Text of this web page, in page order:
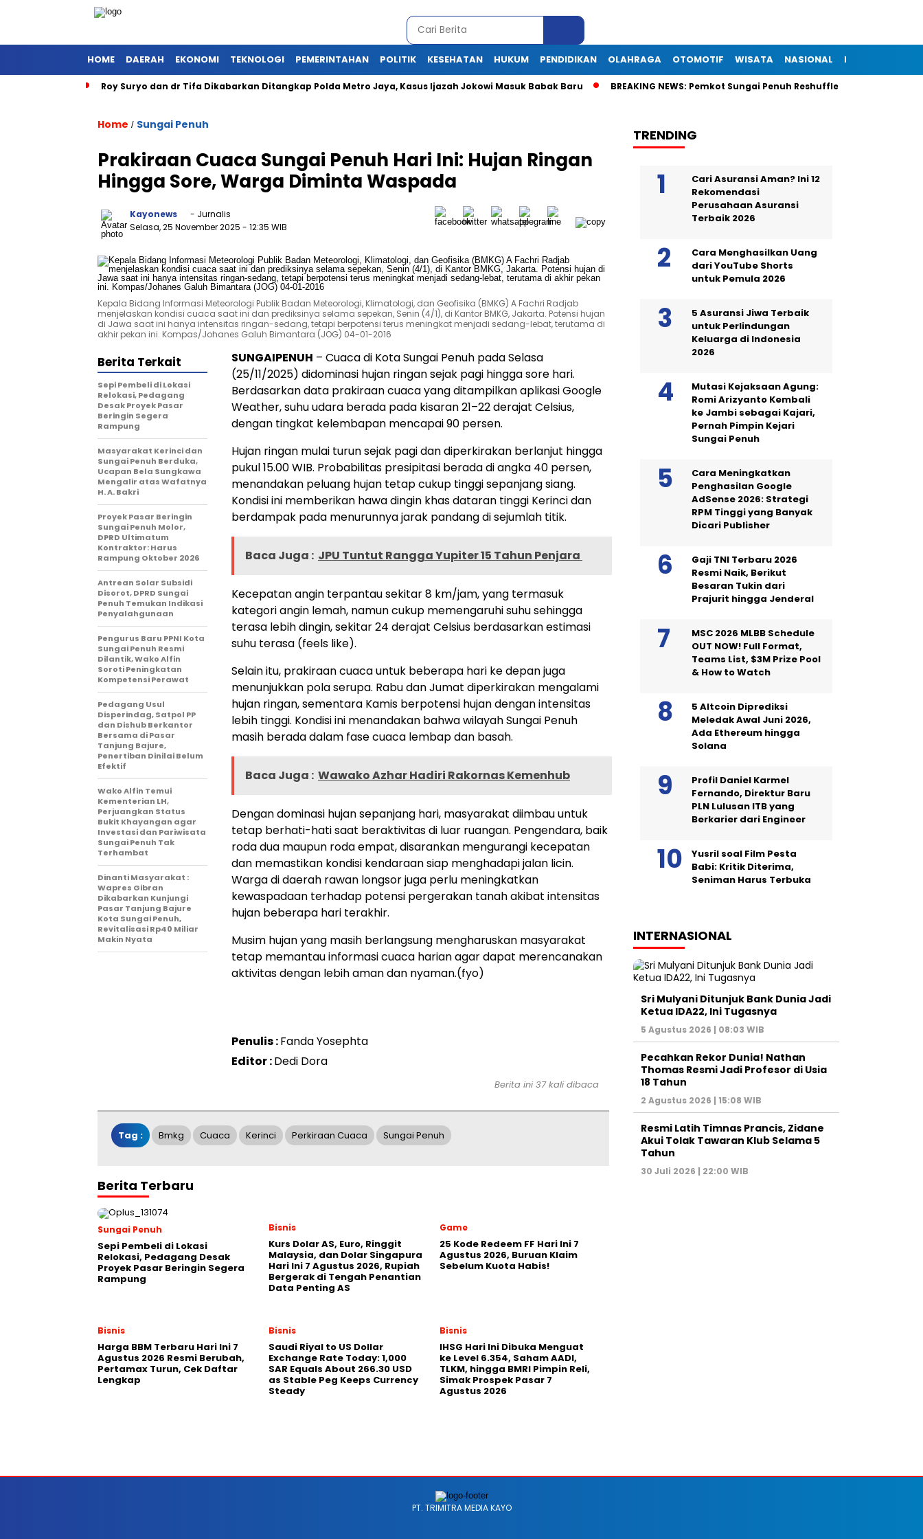
HOME DAERAH EKONOMI TEKNOLOGI PEMERINTAHAN POLITIK KESEHATAN HUKUM PENDIDIKAN OLAHRAGA OTOMOTIF WISATA NASIONAL INTERNASIONAL
Roy Suryo dan dr Tifa Dikabarkan Ditangkap Polda Metro Jaya, Kasus Ijazah Jokowi Masuk Babak Baru BREAKING NEWS: Pemkot Sungai Penuh Reshuffle Besar-
Home / Sungai Penuh
Prakiraan Cuaca Sungai Penuh Hari Ini: Hujan Ringan
Hingga Sore, Warga Diminta Waspada
Kayonews
- Jurnalis
Selasa, 25 November 2025 - 12:35 WIB
Kepala Bidang Informasi Meteorologi Publik Badan Meteorologi, Klimatologi, dan Geofisika (BMKG) A Fachri Radjab
menjelaskan kondisi cuaca saat ini dan prediksinya selama sepekan, Senin (4/1), di Kantor BMKG, Jakarta. Potensi hujan
di Jawa saat ini hanya intensitas ringan-sedang, tetapi berpotensi terus meningkat menjadi sedang-lebat, terutama di
akhir pekan ini. Kompas/Johanes Galuh Bimantara (JOG) 04-01-2016
SUNGAIPENUH – Cuaca di Kota Sungai Penuh pada Selasa
(25/11/2025) didominasi hujan ringan sejak pagi hingga sore hari.
Berdasarkan data prakiraan cuaca yang ditampilkan aplikasi Google
Weather, suhu udara berada pada kisaran 21–22 derajat Celsius,
dengan tingkat kelembapan mencapai 90 persen.
Hujan ringan mulai turun sejak pagi dan diperkirakan berlanjut hingga
pukul 15.00 WIB. Probabilitas presipitasi berada di angka 40 persen,
menandakan peluang hujan tetap cukup tinggi sepanjang siang.
Kondisi ini memberikan hawa dingin khas dataran tinggi Kerinci dan
berdampak pada menurunnya jarak pandang di sejumlah titik.
Baca Juga : JPU Tuntut Rangga Yupiter 15 Tahun Penjara
Kecepatan angin terpantau sekitar 8 km/jam, yang termasuk
kategori angin lemah, namun cukup memengaruhi suhu sehingga
terasa lebih dingin, sekitar 24 derajat Celsius berdasarkan estimasi
suhu terasa (feels like).
Selain itu, prakiraan cuaca untuk beberapa hari ke depan juga
menunjukkan pola serupa. Rabu dan Jumat diperkirakan mengalami
hujan ringan, sementara Kamis berpotensi hujan dengan intensitas
lebih tinggi. Kondisi ini menandakan bahwa wilayah Sungai Penuh
masih berada dalam fase cuaca lembap dan basah.
Baca Juga : Wawako Azhar Hadiri Rakornas Kemenhub
Dengan dominasi hujan sepanjang hari, masyarakat diimbau untuk
tetap berhati-hati saat beraktivitas di luar ruangan. Pengendara, baik
roda dua maupun roda empat, disarankan mengurangi kecepatan
dan memastikan kondisi kendaraan siap menghadapi jalan licin.
Warga di daerah rawan longsor juga perlu meningkatkan
kewaspadaan terhadap potensi pergerakan tanah akibat intensitas
hujan beberapa hari terakhir.
Musim hujan yang masih berlangsung mengharuskan masyarakat
tetap memantau informasi cuaca harian agar dapat merencanakan
aktivitas dengan lebih aman dan nyaman.(fyo)
Penulis :Fanda Yosephta
Editor :Dedi Dora
Berita Terkait
Sepi Pembeli di Lokasi
Relokasi, Pedagang
Desak Proyek Pasar
Beringin Segera
Rampung
Masyarakat Kerinci dan
Sungai Penuh Berduka,
Ucapan Bela Sungkawa
Mengalir atas Wafatnya
H. A. Bakri
Proyek Pasar Beringin
Sungai Penuh Molor,
DPRD Ultimatum
Kontraktor: Harus
Rampung Oktober 2026
Antrean Solar Subsidi
Disorot, DPRD Sungai
Penuh Temukan Indikasi
Penyalahgunaan
Pengurus Baru PPNI Kota
Sungai Penuh Resmi
Dilantik, Wako Alfin
Soroti Peningkatan
Kompetensi Perawat
Pedagang Usul
Disperindag, Satpol PP
dan Dishub Berkantor
Bersama di Pasar
Tanjung Bajure,
Penertiban Dinilai Belum
Efektif
Wako Alfin Temui
Kementerian LH,
Perjuangkan Status
Bukit Khayangan agar
Investasi dan Pariwisata
Sungai Penuh Tak
Terhambat
Dinanti Masyarakat :
Wapres Gibran
Dikabarkan Kunjungi
Pasar Tanjung Bajure
Kota Sungai Penuh,
Revitalisasi Rp40 Miliar
Makin Nyata
Berita ini 37 kali dibaca
Tag : Bmkg Cuaca Kerinci Perkiraan Cuaca Sungai Penuh
Berita Terbaru
Sungai Penuh
Sepi Pembeli di Lokasi
Relokasi, Pedagang Desak
Proyek Pasar Beringin Segera
Rampung
Bisnis
Kurs Dolar AS, Euro, Ringgit
Malaysia, dan Dolar Singapura
Hari Ini 7 Agustus 2026, Rupiah
Bergerak di Tengah Penantian
Data Penting AS
Game
25 Kode Redeem FF Hari Ini 7
Agustus 2026, Buruan Klaim
Sebelum Kuota Habis!
Bisnis
Harga BBM Terbaru Hari Ini 7
Agustus 2026 Resmi Berubah,
Pertamax Turun, Cek Daftar
Lengkap
Bisnis
Saudi Riyal to US Dollar
Exchange Rate Today: 1,000
SAR Equals About 266.30 USD
as Stable Peg Keeps Currency
Steady
Bisnis
IHSG Hari Ini Dibuka Menguat
ke Level 6.354, Saham AADI,
TLKM, hingga BMRI Pimpin Reli,
Simak Prospek Pasar 7
Agustus 2026
TRENDING
Cari Asuransi Aman? Ini 12
Rekomendasi
Perusahaan Asuransi
Terbaik 2026
Cara Menghasilkan Uang
dari YouTube Shorts
untuk Pemula 2026
5 Asuransi Jiwa Terbaik
untuk Perlindungan
Keluarga di Indonesia
2026
Mutasi Kejaksaan Agung:
Romi Arizyanto Kembali
ke Jambi sebagai Kajari,
Pernah Pimpin Kejari
Sungai Penuh
Cara Meningkatkan
Penghasilan Google
AdSense 2026: Strategi
RPM Tinggi yang Banyak
Dicari Publisher
Gaji TNI Terbaru 2026
Resmi Naik, Berikut
Besaran Tukin dari
Prajurit hingga Jenderal
MSC 2026 MLBB Schedule
OUT NOW! Full Format,
Teams List, $3M Prize Pool
& How to Watch
5 Altcoin Diprediksi
Meledak Awal Juni 2026,
Ada Ethereum hingga
Solana
Profil Daniel Karmel
Fernando, Direktur Baru
PLN Lulusan ITB yang
Berkarier dari Engineer
Yusril soal Film Pesta
Babi: Kritik Diterima,
Seniman Harus Terbuka
INTERNASIONAL
Sri Mulyani Ditunjuk Bank Dunia Jadi
Ketua IDA22, Ini Tugasnya
5 Agustus 2026 | 08:03 WIB
Pecahkan Rekor Dunia! Nathan
Thomas Resmi Jadi Profesor di Usia
18 Tahun
2 Agustus 2026 | 15:08 WIB
Resmi Latih Timnas Prancis, Zidane
Akui Tolak Tawaran Klub Selama 5
Tahun
30 Juli 2026 | 22:00 WIB
PT. TRIMITRA MEDIA KAYO